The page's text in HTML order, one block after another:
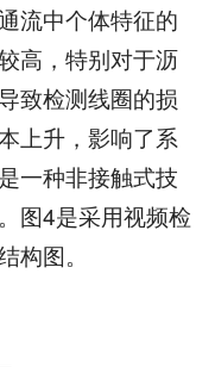
中个体特征的
高，特别对于沥
致检测线圈的损
上升，影响了系
一种非接触式技
图4是采用视频检
构图。